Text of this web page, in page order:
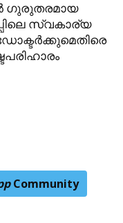
ഗുരുതരമായ
സ്വകാര്യ
Community